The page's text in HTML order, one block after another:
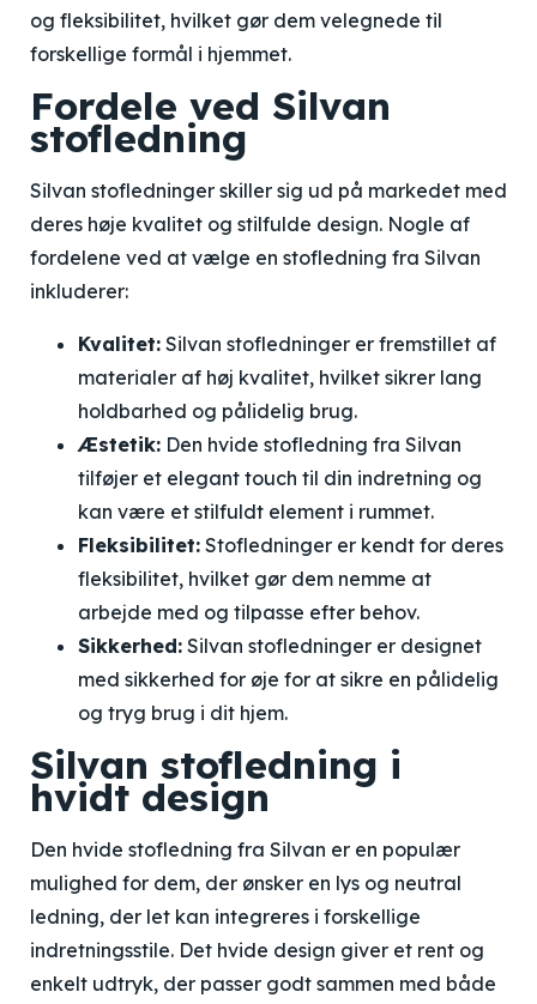
og fleksibilitet, hvilket gør dem velegnede til
forskellige formål i hjemmet.
Fordele ved Silvan
stofledning
Silvan stofledninger skiller sig ud på markedet med
deres høje kvalitet og stilfulde design. Nogle af
fordelene ved at vælge en stofledning fra Silvan
inkluderer:
Kvalitet: Silvan stofledninger er fremstillet af
materialer af høj kvalitet, hvilket sikrer lang
holdbarhed og pålidelig brug.
Æstetik: Den hvide stofledning fra Silvan
tilføjer et elegant touch til din indretning og
kan være et stilfuldt element i rummet.
Fleksibilitet: Stofledninger er kendt for deres
fleksibilitet, hvilket gør dem nemme at
arbejde med og tilpasse efter behov.
Sikkerhed: Silvan stofledninger er designet
med sikkerhed for øje for at sikre en pålidelig
og tryg brug i dit hjem.
Silvan stofledning i
hvidt design
Den hvide stofledning fra Silvan er en populær
mulighed for dem, der ønsker en lys og neutral
ledning, der let kan integreres i forskellige
indretningsstile. Det hvide design giver et rent og
enkelt udtryk, der passer godt sammen med både